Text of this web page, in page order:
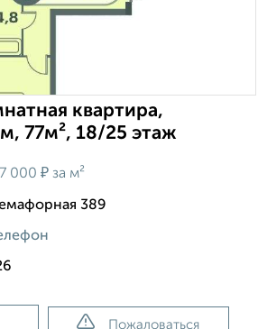
квартира,
77м², 18/25 этаж
000 ₽ за м²
389
Пожаловаться